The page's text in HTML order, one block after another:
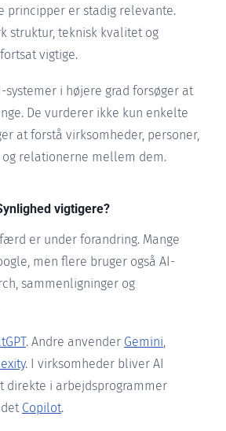
principper er stadig relevante.
struktur, teknisk kvalitet og
vigtige.
systemer i højere grad forsøger at
De vurderer ikke kun enkelte
at forstå virksomheder, personer,
og relationerne mellem dem.
vigtigere?
er under forandring. Mange
men flere bruger også AI-
sammenligninger og
. Andre anvender Gemini,
. I virksomheder bliver AI
direkte i arbejdsprogrammer
Copilot.